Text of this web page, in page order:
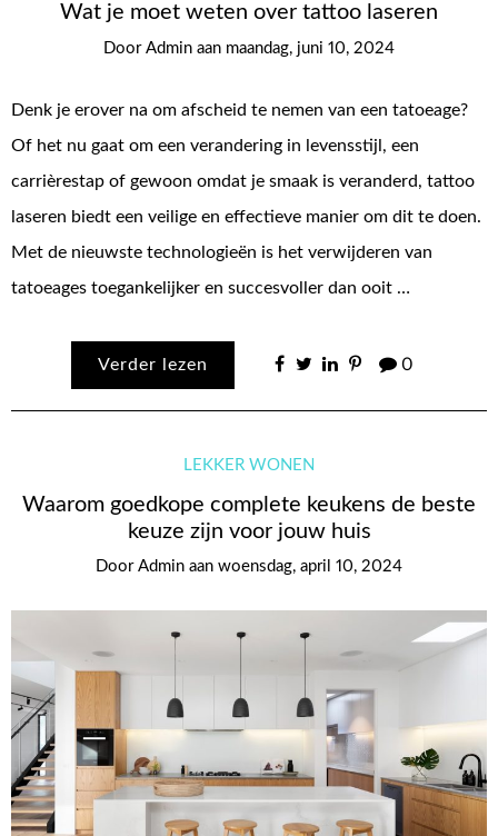
Wat je moet weten over tattoo laseren
Door Admin aan maandag, juni 10, 2024
Denk je erover na om afscheid te nemen van een tatoeage?
Of het nu gaat om een verandering in levensstijl, een
carrièrestap of gewoon omdat je smaak is veranderd, tattoo
laseren biedt een veilige en effectieve manier om dit te doen.
Met de nieuwste technologieën is het verwijderen van
tatoeages toegankelijker en succesvoller dan ooit …
Verder lezen 0
LEKKER WONEN
Waarom goedkope complete keukens de beste
keuze zijn voor jouw huis
Door Admin aan woensdag, april 10, 2024